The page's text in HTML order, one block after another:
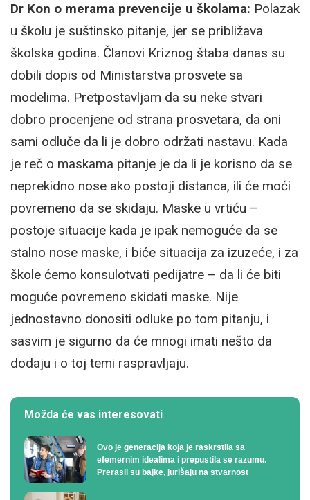
Dr Kon o merama prevencije u školama: Polazak
u školu je suštinsko pitanje, jer se približava
školska godina. Članovi Kriznog štaba danas su
dobili dopis od Ministarstva prosvete sa
modelima. Pretpostavljam da su neke stvari
dobro procenjene od strana prosvetara, da oni
sami odluče da li je dobro održati nastavu. Kada
je reč o maskama pitanje je da li je korisno da se
neprekidno nose ako postoji distanca, ili će moći
povremeno da se skidaju. Maske u vrtiću –
postoje situacije kada je ipak nemoguće da se
stalno nose maske, i biće situacija za izuzeće, i za
škole ćemo konsulotvati pedijatre – da li će biti
moguće povremeno skidati maske. Nije
jednostavno donositi odluke po tom pitanju, i
sasvim je sigurno da će mnogi imati nešto da
dodaju i o toj temi raspravljaju.
Možda će vas interesovati
Ovo je generacija koja je raskrstila sa
efemernim idealima i prepustila se razumu.
Prerasli su bajke, jurišaju na stvarnost